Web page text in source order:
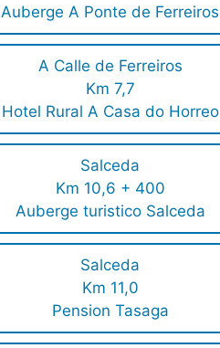
Auberge A Ponte de Ferreiros
A Calle de Ferreiros
Km 7,7
Hotel Rural A Casa do Horreo
Salceda
Km 10,6 + 400
Auberge turistico Salceda
Salceda
Km 11,0
Pension Tasaga